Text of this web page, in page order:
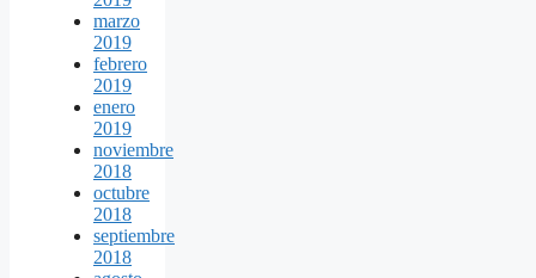
marzo
2019
febrero
2019
enero
2019
noviembre
2018
octubre
2018
septiembre
2018